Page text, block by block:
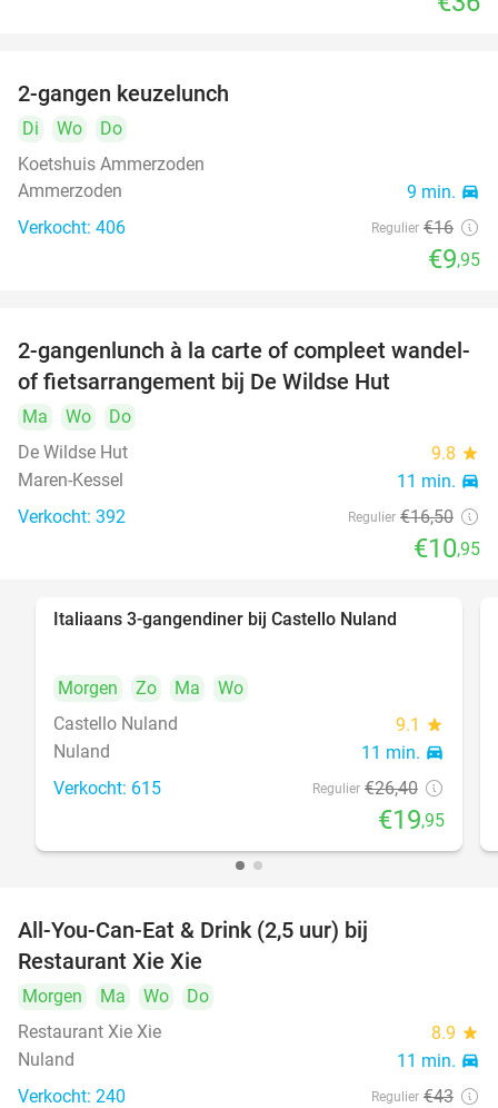
2-gangen keuzelunch
Di Wo
Do
Koetshuis Ammerzoden
Ammerzoden
9 min. directions_car
Verkocht: 406 Regulier €16
€9,95
34%
2-gangenlunch à la carte of compleet wandel-
of fietsarrangement bij De Wildse Hut
Ma Wo
Do
De Wildse Hut
9.8 star
Maren-Kessel 11 min. directions_car
Verkocht: 392 Regulier €16,50
€10,95
Italiaans 3-gangendiner bij Castello Nuland
Morgen Zo Ma
Wo
Castello Nuland
9.1 star
Nuland 11 min. directions_car
Verkocht: 615 Regulier €26,40
€19,95
All-You-Can-Eat & Drink (2,5 uur) bij
Restaurant Xie Xie
Morgen Ma Wo
Do
Restaurant Xie Xie
8.9 star
Nuland 11 min. directions_car
Verkocht: 240 Regulier €43